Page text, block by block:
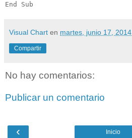
End Sub
Visual Chart en martes, junio 17, 2014
Compartir
No hay comentarios:
Publicar un comentario
‹ Inicio